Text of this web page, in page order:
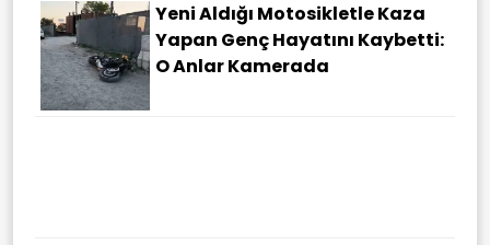
Yeni Aldığı Motosikletle Kaza
Yapan Genç Hayatını Kaybetti:
O Anlar Kamerada